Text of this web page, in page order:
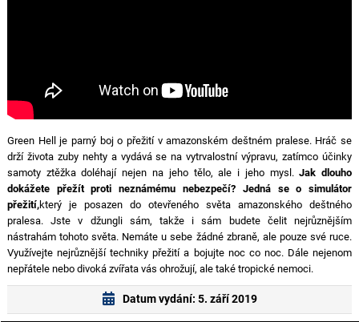
Green Hell je parný boj o přežití v amazonském deštném pralese. Hráč se
drží života zuby nehty a vydává se na vytrvalostní výpravu, zatímco účinky
samoty ztěžka doléhají nejen na jeho tělo, ale i jeho mysl.Jak dlouho
dokážete přežít proti neznámému nebezpečí? Jedná se o simulátor
přežití,který je posazen do otevřeného světa amazonského deštného
pralesa. Jste v džungli sám, takže i sám budete čelit nejrůznějším
nástrahám tohoto světa. Nemáte u sebe žádné zbraně, ale pouze své ruce.
Využívejte nejrůznější techniky přežití a bojujte noc co noc. Dále nejenom
nepřátele nebo divoká zvířata vás ohrožují, ale také tropické nemoci.
Datum vydání: 5. září 2019